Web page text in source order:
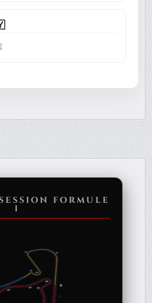
FORMULE
1